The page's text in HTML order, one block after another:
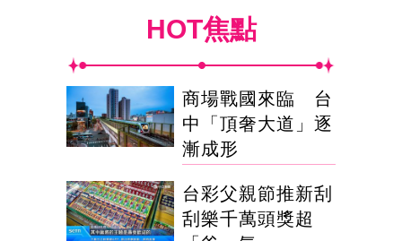
HOT焦點
商場戰國來臨 台
中「頂奢大道」逐
漸成形
台彩父親節推新刮
刮樂千萬頭獎超